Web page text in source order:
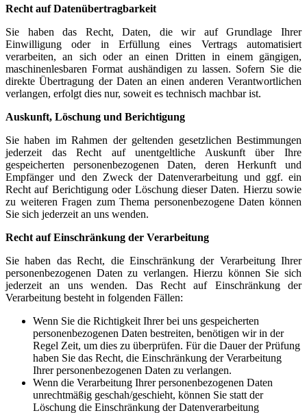
Recht auf Daten­übertrag­barkeit
Sie haben das Recht, Daten, die wir auf Grundlage Ihrer
Einwilligung oder in Erfüllung eines Vertrags automatisiert
verarbeiten, an sich oder an einen Dritten in einem gängigen,
maschinenlesbaren Format aushändigen zu lassen. Sofern Sie die
direkte Übertragung der Daten an einen anderen Verantwortlichen
verlangen, erfolgt dies nur, soweit es technisch machbar ist.
Auskunft, Löschung und Berichtigung
Sie haben im Rahmen der geltenden gesetzlichen Bestimmungen
jederzeit das Recht auf unentgeltliche Auskunft über Ihre
gespeicherten personenbezogenen Daten, deren Herkunft und
Empfänger und den Zweck der Datenverarbeitung und ggf. ein
Recht auf Berichtigung oder Löschung dieser Daten. Hierzu sowie
zu weiteren Fragen zum Thema personenbezogene Daten können
Sie sich jederzeit an uns wenden.
Recht auf Einschränkung der Verarbeitung
Sie haben das Recht, die Einschränkung der Verarbeitung Ihrer
personenbezogenen Daten zu verlangen. Hierzu können Sie sich
jederzeit an uns wenden. Das Recht auf Einschränkung der
Verarbeitung besteht in folgenden Fällen:
Wenn Sie die Richtigkeit Ihrer bei uns gespeicherten
personenbezogenen Daten bestreiten, benötigen wir in der
Regel Zeit, um dies zu überprüfen. Für die Dauer der Prüfung
haben Sie das Recht, die Einschränkung der Verarbeitung
Ihrer personenbezogenen Daten zu verlangen.
Wenn die Verarbeitung Ihrer personenbezogenen Daten
unrechtmäßig geschah/geschieht, können Sie statt der
Löschung die Einschränkung der Datenverarbeitung